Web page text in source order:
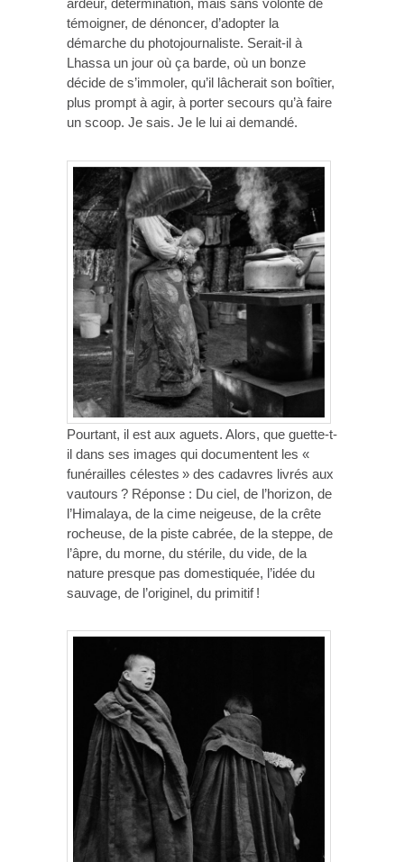
ardeur, détermination, mais sans volonté de
témoigner, de dénoncer, d’adopter la
démarche du photojournaliste. Serait-il à
Lhassa un jour où ça barde, où un bonze
décide de s’immoler, qu’il lâcherait son boîtier,
plus prompt à agir, à porter secours qu’à faire
un scoop. Je sais. Je le lui ai demandé.
Pourtant, il est aux aguets. Alors, que guette-t-
il dans ses images qui documentent les «
funérailles célestes » des cadavres livrés aux
vautours ? Réponse : Du ciel, de l’horizon, de
l’Himalaya, de la cime neigeuse, de la crête
rocheuse, de la piste cabrée, de la steppe, de
l’âpre, du morne, du stérile, du vide, de la
nature presque pas domestiquée, l’idée du
sauvage, de l’originel, du primitif !